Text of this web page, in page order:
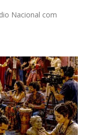
Nacional com